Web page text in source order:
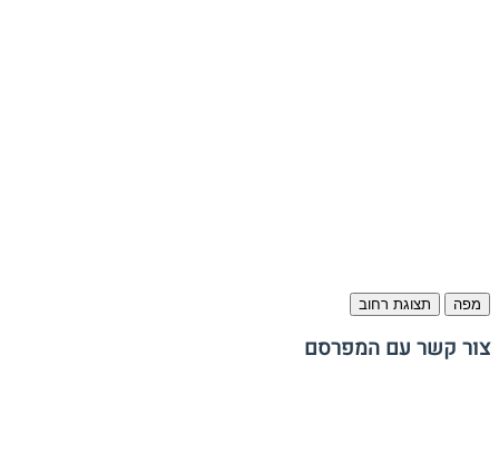
מפה תצוגת רחוב
צור קשר עם המפרסם